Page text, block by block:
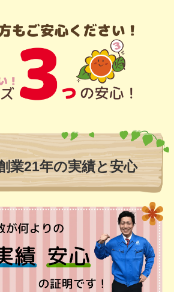
業21年の実績と安心